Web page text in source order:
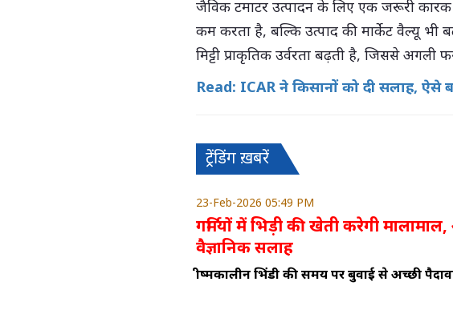
जैविक टमाटर उत्पादन के लिए एक जरूरी
कम करता है, बल्कि उत्पाद की मार्केट वैल्यू भी
मिट्टी प्राकृतिक उर्वरता बढ़ती है, जिससे अगली
Read: ICAR ने किसानों को दी सलाह, ऐसे
ट्रेंडिंग ख़बरें
23-Feb-2026 05:49 PM
गर्मियों में भिड़ी की खेती करेगी
वैज्ञानिक सलाह
ग्रीष्मकालीन भिंडी की समय पर बुवाई से अच्छी